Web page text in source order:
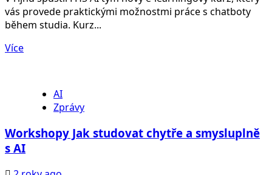
vás provede praktickými možnostmi práce s chatboty
během studia. Kurz...
Více
AI
Zprávy
Workshopy Jak studovat chytře a smysluplně
s AI